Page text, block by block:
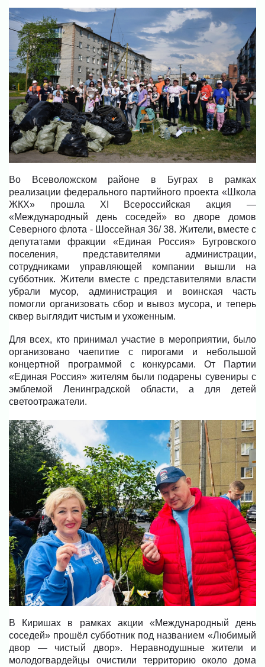
Во Всеволожском районе в Буграх в рамках
реализации федерального партийного проекта «Школа
ЖКХ» прошла XI Всероссийская акция —
«Международный день соседей» во дворе домов
Северного флота - Шоссейная 36/ 38. Жители, вместе с
депутатами фракции «Единая Россия» Бугровского
поселения, представителями администрации,
сотрудниками управляющей компании вышли на
субботник. Жители вместе с представителями власти
убрали мусор, администрация и воинская часть
помогли организовать сбор и вывоз мусора, и теперь
сквер выглядит чистым и ухоженным.
Для всех, кто принимал участие в мероприятии, было
организовано чаепитие с пирогами и небольшой
концертной программой с конкурсами. От Партии
«Единая Россия» жителям были подарены сувениры с
эмблемой Ленинградской области, а для детей
светоотражатели.
В Киришах в рамках акции «Международный день
соседей» прошёл субботник под названием «Любимый
двор — чистый двор». Неравнодушные жители и
молодогвардейцы очистили территорию около дома